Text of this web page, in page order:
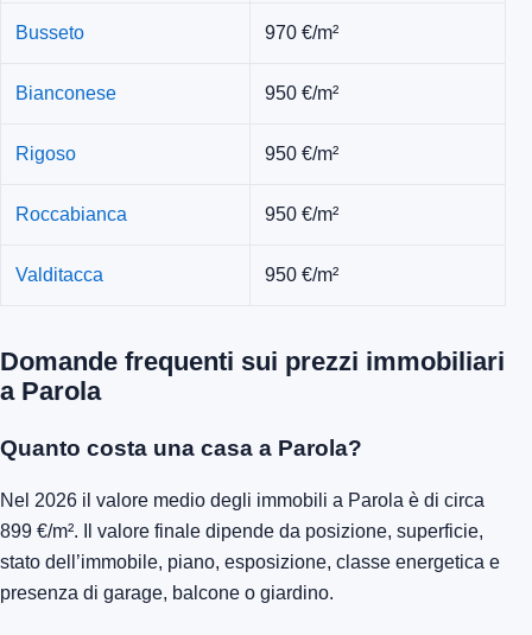
Busseto 970 €/m²
Bianconese 950 €/m²
Rigoso 950 €/m²
Roccabianca 950 €/m²
Valditacca 950 €/m²
Domande frequenti sui prezzi immobiliari
a Parola
Quanto costa una casa a Parola?
Nel 2026 il valore medio degli immobili a Parola è di circa
899 €/m². Il valore finale dipende da posizione, superficie,
stato dell’immobile, piano, esposizione, classe energetica e
presenza di garage, balcone o giardino.